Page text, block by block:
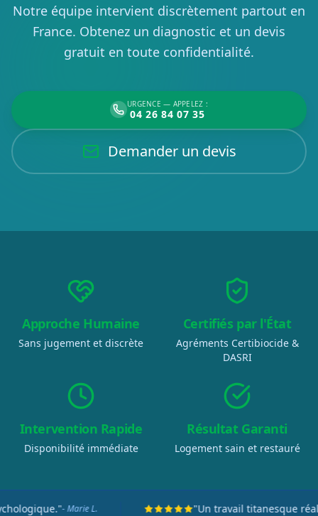
Notre équipe intervient discrètement partout en
France. Obtenez un diagnostic et un devis
gratuit en toute confidentialité.
URGENCE — APPELEZ :
04 26 84 07 35
Demander un devis
Approche Humaine
Sans jugement et discrète
Certifiés par l'État
Agréments Certibiocide &
DASRI
Intervention Rapide
Disponibilité immédiate
Résultat Garanti
Logement sain et restauré
"Un travail titanesque réalisé en seulement